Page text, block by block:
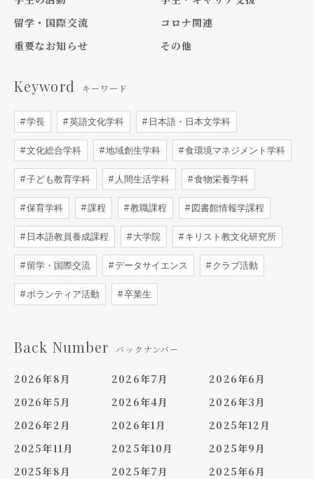
留学・国際交流
コロナ関連
重要なお知らせ
その他
Keyword キーワード
学長 英語文化学科 日本語・日本文学科
文化総合学科 地域創生学科 食環境マネジメント学科
子ども教育学科 人間生活学科 食物栄養学科
保育学科 課程 教職課程 図書館情報学課程
日本語教員養成課程 大学院 キリスト教文化研究所
留学・国際交流 データサイエンス クラブ活動
ボランティア活動 卒業生
Back Number バックナンバー
2026年8月 2026年7月
2026年6月
2026年5月
2026年4月
2026年3月
2026年2月
2026年1月
2025年12月
2025年11月
2025年10月
2025年9月
2025年8月
2025年7月
2025年6月